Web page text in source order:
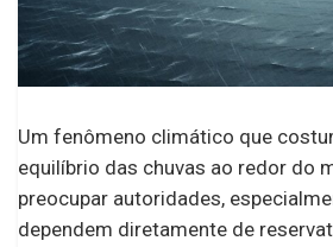
Um fenômeno climático que
equilíbrio das chuvas ao redor do
preocupar autoridades,
dependem diretamente de